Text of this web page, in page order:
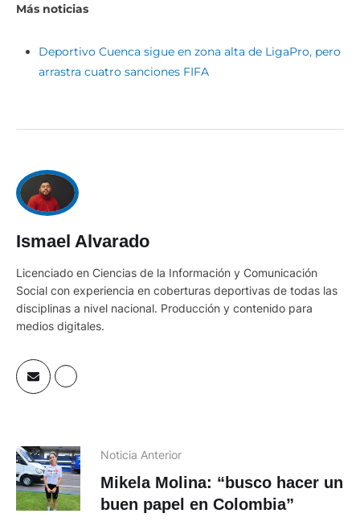
Más noticias
Deportivo Cuenca sigue en zona alta de LigaPro, pero
arrastra cuatro sanciones FIFA
Ismael Alvarado
Licenciado en Ciencias de la Información y Comunicación
Social con experiencia en coberturas deportivas de todas las
disciplinas a nivel nacional. Producción y contenido para
medios digitales.
Noticia Anterior
Mikela Molina: “busco hacer un
buen papel en Colombia”